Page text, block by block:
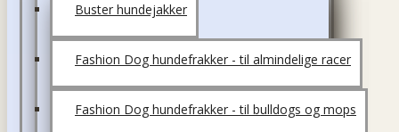
Buster hundejakker
Fashion Dog hundefrakker - til almindelige racer
Fashion Dog hundefrakker - til bulldogs og mops